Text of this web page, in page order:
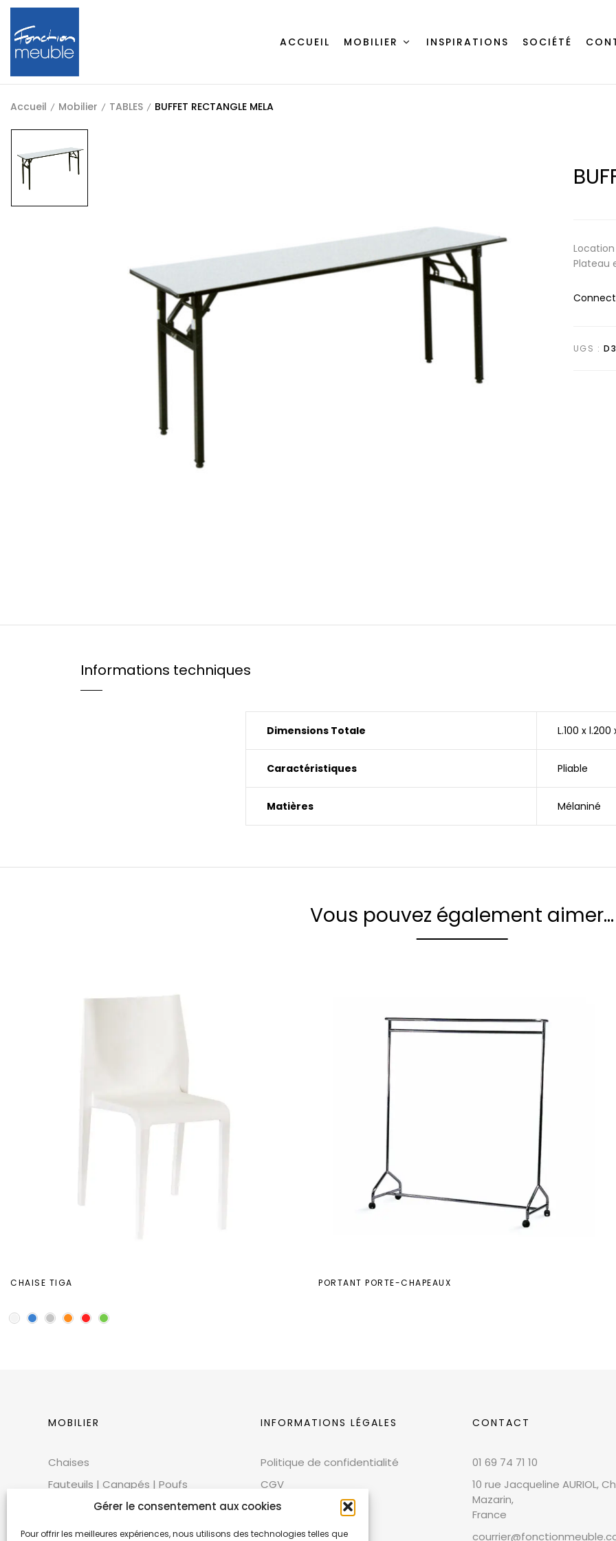
Gérer le consentement aux cookies
Pour offrir les meilleures expériences, nous utilisons des technologies telles que
ACCUEIL MOBILIER INSPIRATIONS SOCIÉTÉ
Accueil Mobilier TABLES BUFFET RECTANGLE MELA
Location
Plateau
UGS :
Informations techniques
Dimensions Totale L.100 x l.200
Caractéristiques Pliable
Matières Mélaniné
Vous pouvez également aimer…
CHAISE TIGA PORTANT PORTE-CHAPEAUX
MOBILIER
Chaises
Fauteuils | Canapés | Poufs
Mobilier extérieur
Tables
INFORMATIONS LÉGALES
Politique de confidentialité
CGV
CGU
Cookies
CONTACT
01 69 74 71 10
10 rue Jacqueline AURIOL,
Mazarin,
France